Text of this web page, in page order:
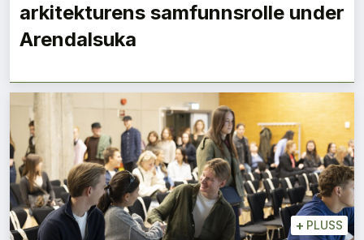
arkitekturens samfunnsrolle under
Arendalsuka
+ PLUSS